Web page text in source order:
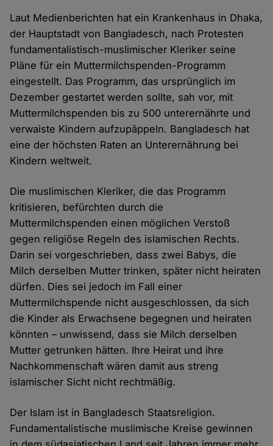
Laut Medienberichten hat ein Krankenhaus in Dhaka,
der Hauptstadt von Bangladesch, nach Protesten
fundamentalistisch-muslimischer Kleriker seine
Pläne für ein Muttermilchspenden-Programm
eingestellt. Das Programm, das ursprünglich im
Dezember gestartet werden sollte, sah vor, mit
Muttermilchspenden bis zu 500 unterernährte und
verwaiste Kindern aufzupäppeln. Bangladesch hat
eine der höchsten Raten an Unterernährung bei
Kindern weltweit.
Die muslimischen Kleriker, die das Programm
kritisieren, befürchten durch die
Muttermilchspenden einen möglichen Verstoß
gegen religiöse Regeln des islamischen Rechts.
Darin sei vorgeschrieben, dass zwei Babys, die
Milch derselben Mutter trinken, später nicht heiraten
dürfen. Dies sei jedoch im Fall einer
Muttermilchspende nicht ausgeschlossen, da sich
die Kinder als Erwachsene begegnen und heiraten
könnten – unwissend, dass sie Milch derselben
Mutter getrunken hätten. Ihre Heirat und ihre
Nachkommenschaft wären damit aus streng
islamischer Sicht nicht rechtmäßig.
Der Islam ist in Bangladesch Staatsreligion.
Fundamentalistische muslimische Kreise gewinnen